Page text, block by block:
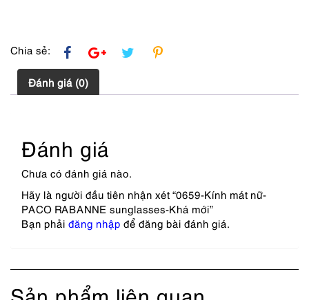
Chia sẻ:
Đánh giá (0)
Đánh giá
Chưa có đánh giá nào.
Hãy là người đầu tiên nhận xét “0659-Kính mát nữ-
PACO RABANNE sunglasses-Khá mới”
Bạn phải đăng nhập để đăng bài đánh giá.